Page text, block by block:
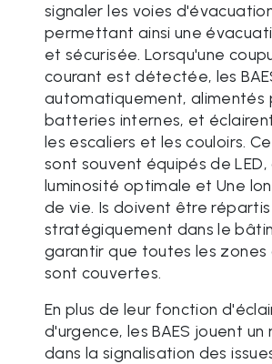
signaler les voies
permettant ainsi une
et sécurisée. Lorsqu'une
courant est détectée, les
automatiquement, alimentés
batteries internes, et
les escaliers et les couloirs.
sont souvent équipés de
luminosité optimale et Une
de vie. Is doivent être répartis
stratégiquement dans le
garantir que toutes les zones
sont couvertes.
En plus de leur fonction
d'urgence, les BAES jouent un
dans la signalisation des